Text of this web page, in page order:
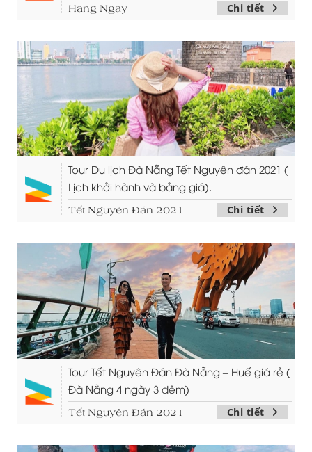
Hang Ngay Chi tiết
Tour Du lịch Đà Nẵng Tết Nguyên đán 2021 (
Lịch khởi hành và bảng giá).
Tết Nguyên Đán 2021 Chi tiết
Tour Tết Nguyên Đán Đà Nẵng – Huế giá rẻ (
Đà Nẵng 4 ngày 3 đêm)
Tết Nguyên Đán 2021 Chi tiết